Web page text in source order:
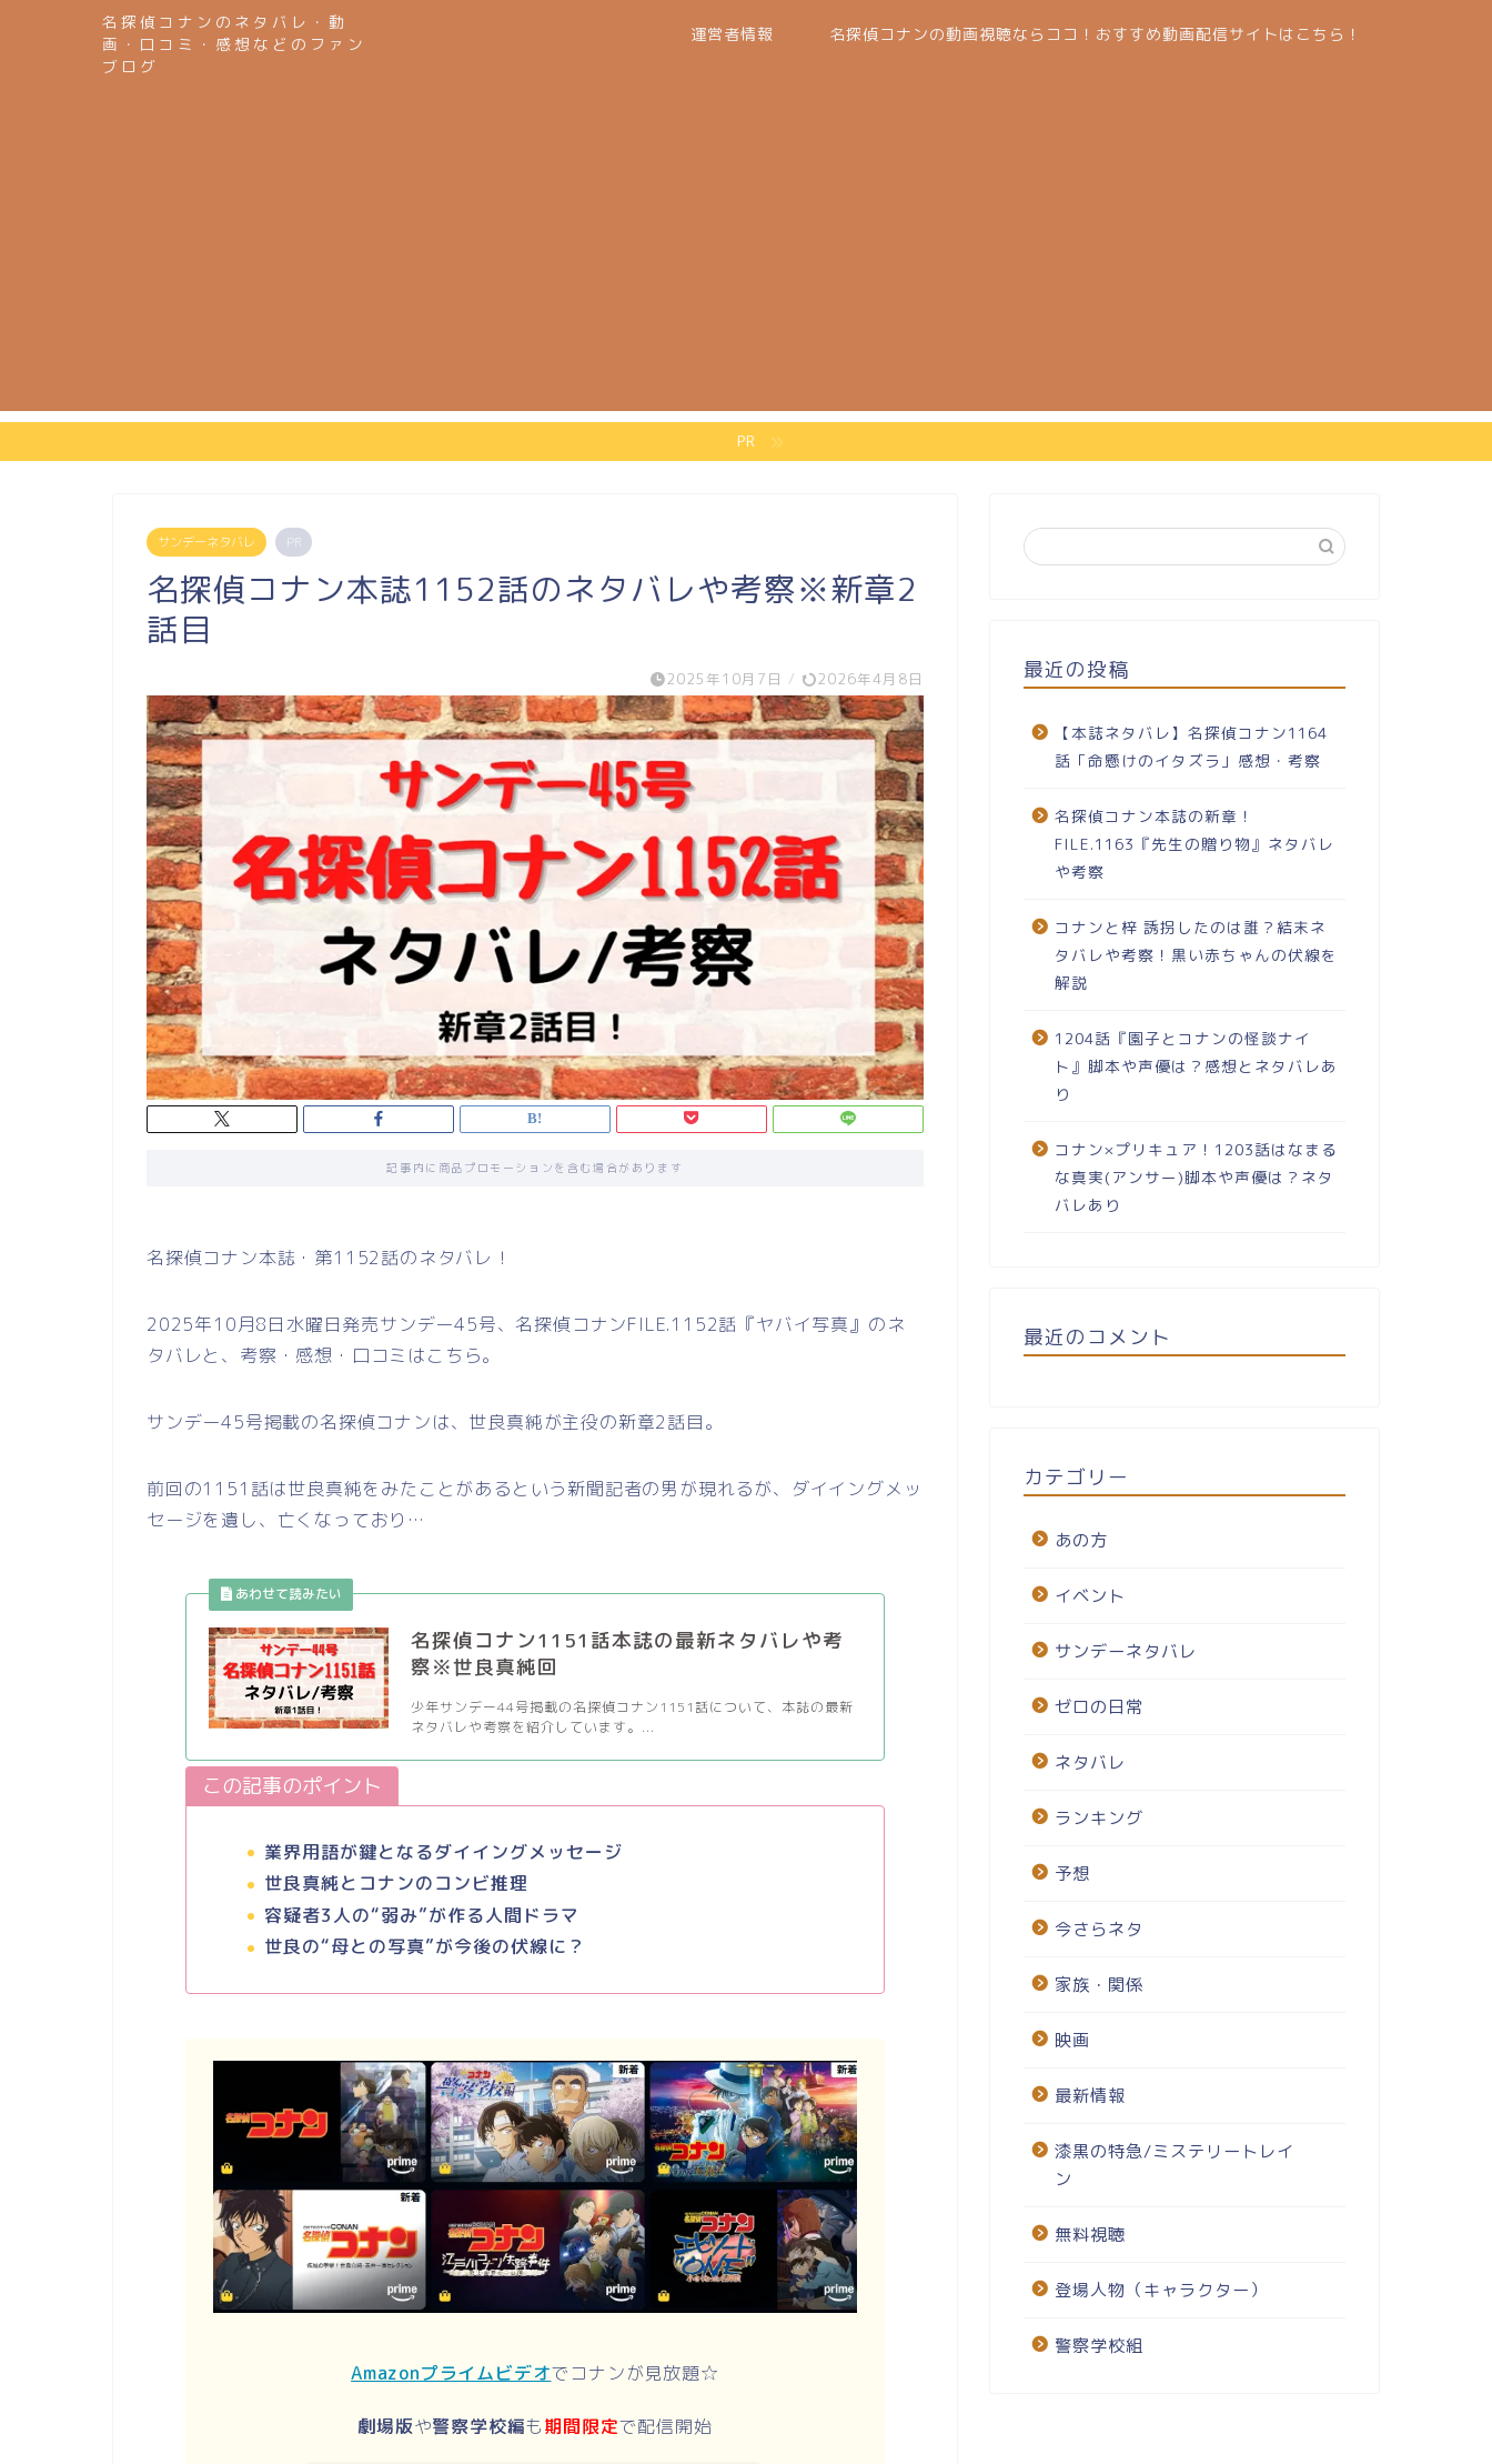
名探偵コナンのネタバレ・動
画・口コミ・感想などのファン
ブログ
運営者情報 名探偵コナンの動画視聴ならココ！おすすめ動画配信サイトはこちら！
PR
サンデーネタバレ PR
名探偵コナン本誌1152話のネタバレや考察※新章2
話目
2025年10月7日 / 2026年4月8日
記事内に商品プロモーションを含む場合があります
名探偵コナン本誌・第1152話のネタバレ！
2025年10月8日水曜日発売サンデー45号、名探偵コナンFILE.1152話『ヤバイ写真』のネ
タバレと、考察・感想・口コミはこちら。
サンデー45号掲載の名探偵コナンは、世良真純が主役の新章2話目。
前回の1151話は世良真純をみたことがあるという新聞記者の男が現れるが、ダイイングメッ
セージを遺し、亡くなっており…
名探偵コナン1151話本誌の最新ネタバレや考
察※世良真純回
少年サンデー44号掲載の名探偵コナン1151話について、本誌の最新
ネタバレや考察を紹介しています。...
この記事のポイント
業界用語が鍵となるダイイングメッセージ
世良真純とコナンのコンビ推理
容疑者3人の“弱み”が作る人間ドラマ
世良の“母との写真”が今後の伏線に？
Amazonプライムビデオでコナンが見放題☆
劇場版や警察学校編も期間限定で配信開始
最近の投稿
【本誌ネタバレ】名探偵コナン1164
話「命懸けのイタズラ」感想・考察
名探偵コナン本誌の新章！
FILE.1163『先生の贈り物』ネタバレ
や考察
コナンと梓 誘拐したのは誰？結末ネ
タバレや考察！黒い赤ちゃんの伏線を
解説
1204話『園子とコナンの怪談ナイ
ト』脚本や声優は？感想とネタバレあ
り
コナン×プリキュア！1203話はなまる
な真実(アンサー)脚本や声優は？ネタ
バレあり
最近のコメント
カテゴリー
あの方
イベント
サンデーネタバレ
ゼロの日常
ネタバレ
ランキング
予想
今さらネタ
家族・関係
映画
最新情報
漆黒の特急/ミステリートレイ
ン
無料視聴
登場人物（キャラクター）
警察学校組